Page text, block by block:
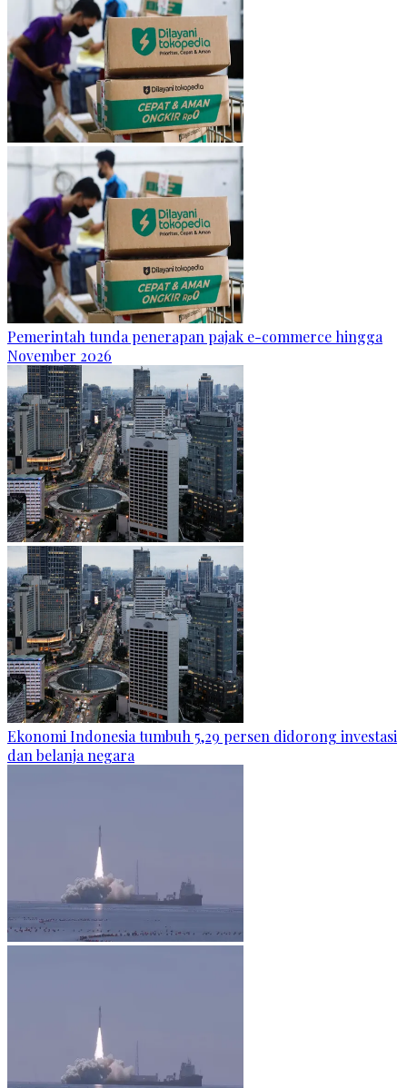
Pemerintah tunda penerapan pajak e-commerce hingga
November 2026
Ekonomi Indonesia tumbuh 5,29 persen didorong investasi
dan belanja negara